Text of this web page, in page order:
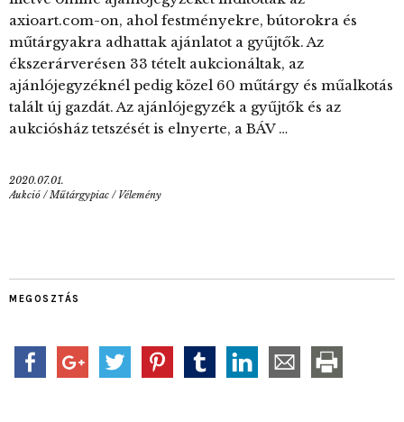
axioart.com-on, ahol festményekre, bútorokra és
műtárgyakra adhattak ajánlatot a gyűjtők. Az
ékszerárverésen 33 tételt aukcionáltak, az
ajánlójegyzéknél pedig közel 60 műtárgy és műalkotás
talált új gazdát. Az ajánlójegyzék a gyűjtők és az
aukciósház tetszését is elnyerte, a BÁV …
2020.07.01.
Aukció /Műtárgypiac / Vélemény
MEGOSZTÁS